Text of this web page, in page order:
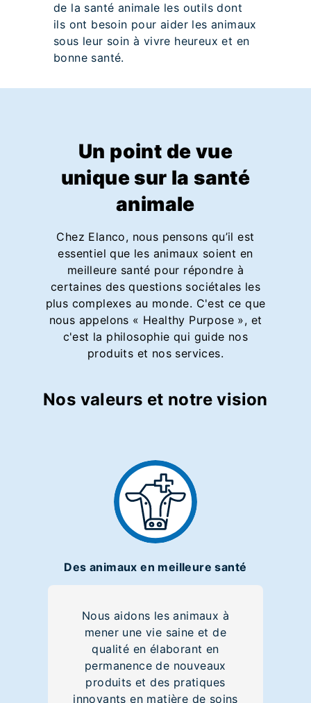
de la santé animale les outils dont
ils ont besoin pour aider les animaux
sous leur soin à vivre heureux et en
bonne santé.
Un point de vue
unique sur la santé
animale
Chez Elanco, nous pensons qu’il est
essentiel que les animaux soient en
meilleure santé pour répondre à
certaines des questions sociétales les
plus complexes au monde. C'est ce que
nous appelons « Healthy Purpose », et
c'est la philosophie qui guide nos
produits et nos services.
Nos valeurs et notre vision
Des animaux en meilleure santé
Nous aidons les animaux à
mener une vie saine et de
qualité en élaborant en
permanence de nouveaux
produits et des pratiques
innovants en matière de soins